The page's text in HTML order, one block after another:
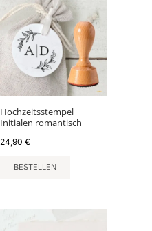
Hochzeitsstempel
Initialen romantisch
24,90€
BESTELLEN